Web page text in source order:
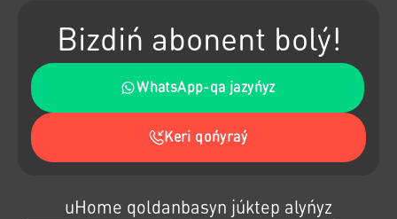
Bizdiń abonent bolý!
WhatsApp-qa jazyńyz
Keri qońyraý
uHome qoldanbasyn júktep alyńyz